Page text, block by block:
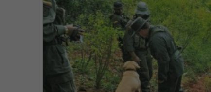
m
a
l